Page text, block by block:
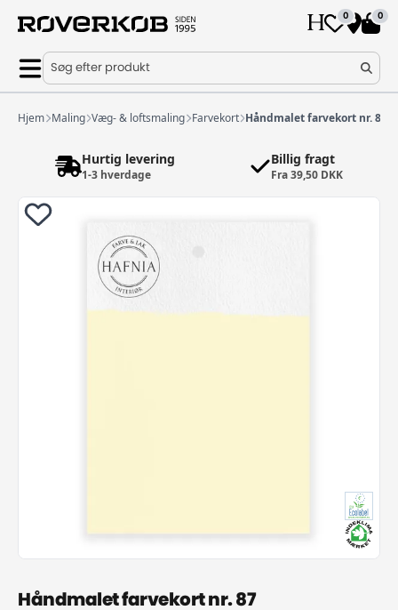
0 0
Søg efter produkt
Hjem Maling Væg- & loftsmaling Farvekort Håndmalet farvekort nr. 87
Hurtig levering
1-3 hverdage
Billig fragt
Fra 39,50 DKK
Håndmalet farvekort nr. 87